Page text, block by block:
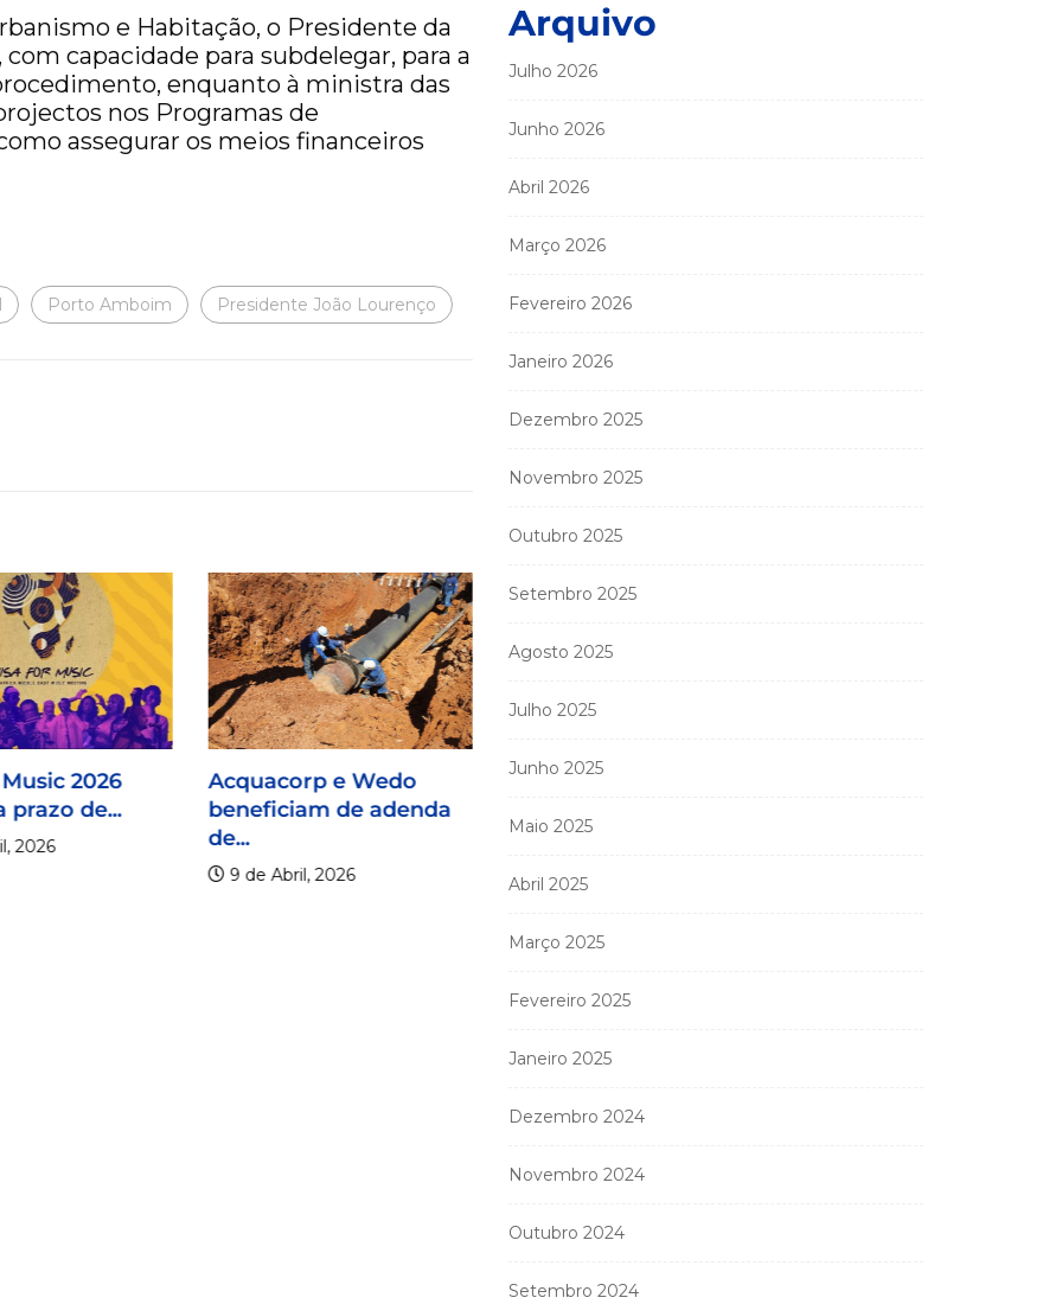
e Habitação, o Presidente da
capacidade para subdelegar, para a
enquanto à ministra das
nos Programas de
assegurar os meios financeiros
Porto Amboim Presidente João Lourenço
2026
prazo de...
2026
Acquacorp e Wedo
beneficiam de adenda
de...
9 de Abril, 2026
Ministério Público
apartamentos...
Arquivo
Julho 2026
Junho 2026
Abril 2026
Março 2026
Fevereiro 2026
Janeiro 2026
Dezembro 2025
Novembro 2025
Outubro 2025
Setembro 2025
Agosto 2025
Julho 2025
Junho 2025
Maio 2025
Abril 2025
Março 2025
Fevereiro 2025
Janeiro 2025
Dezembro 2024
Novembro 2024
Outubro 2024
Setembro 2024